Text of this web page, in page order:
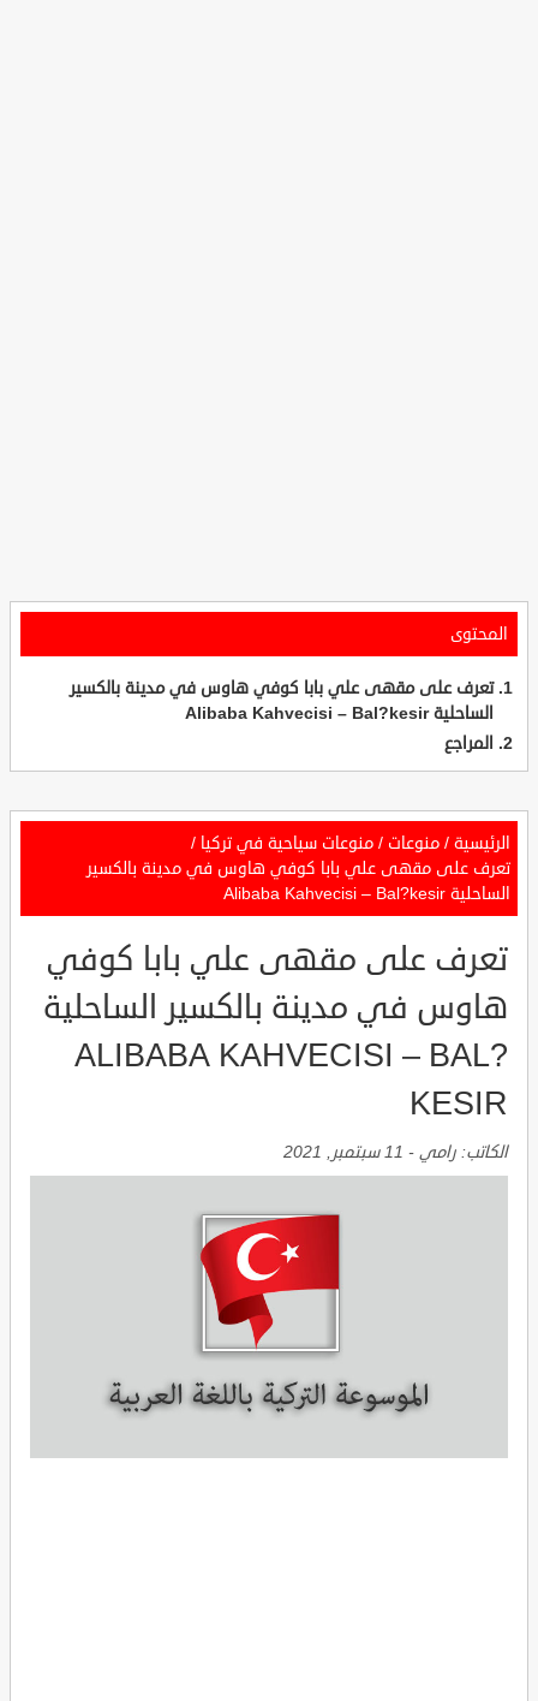
المحتوى
تعرف على مقهى علي بابا كوفي هاوس في مدينة بالكسير
الساحلية Alibaba Kahvecisi – Bal?kesir
المراجع
الرئيسية / منوعات / منوعات سياحية في تركيا /
تعرف على مقهى علي بابا كوفي هاوس في مدينة بالكسير
الساحلية Alibaba Kahvecisi – Bal?kesir
تعرف على مقهى علي بابا كوفي
هاوس في مدينة بالكسير الساحلية
ALIBABA KAHVECISI – BAL?
KESIR
الكاتب: رامي - 11 سبتمبر, 2021